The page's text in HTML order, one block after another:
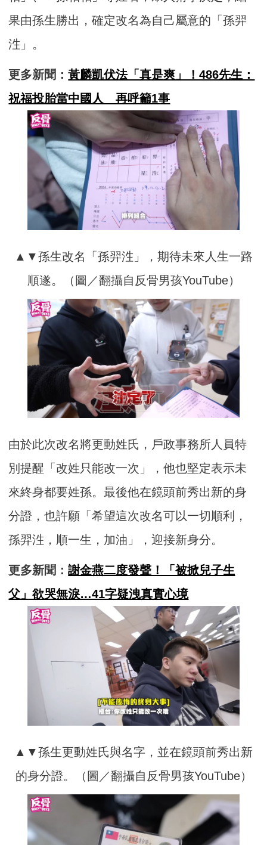
果由孫生勝出，確定改名為自己屬意的「孫羿
泩」。
更多新聞：黃麟凱伏法「真是爽」！486先生：
祝福投胎當中國人 再呼籲1事
▲▼孫生改名「孫羿泩」，期待未來人生一路
順遂。（圖／翻攝自反骨男孩YouTube）
由於此次改名將更動姓氏，戶政事務所人員特
別提醒「改姓只能改一次」，他也堅定表示未
來終身都要姓孫。最後他在鏡頭前秀出新的身
分證，也許願「希望這次改名可以一切順利，
孫羿泩，順一生，加油」，迎接新身分。
更多新聞：謝金燕二度發聲！「被掀兒子生
父」欲哭無淚…41字疑洩真實心境
▲▼孫生更動姓氏與名字，並在鏡頭前秀出新
的身分證。（圖／翻攝自反骨男孩YouTube）